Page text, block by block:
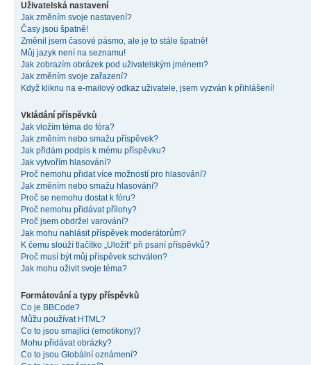
Uživatelská nastavení
Jak změním svoje nastavení?
Časy jsou špatně!
Změnil jsem časové pásmo, ale je to stále špatně!
Můj jazyk není na seznamu!
Jak zobrazím obrázek pod uživatelským jménem?
Jak změním svoje zařazení?
Když kliknu na e-mailový odkaz uživatele, jsem vyzván k přihlášení!
Vkládání příspěvků
Jak vložím téma do fóra?
Jak změním nebo smažu příspěvek?
Jak přidám podpis k mému příspěvku?
Jak vytvořím hlasování?
Proč nemohu přidat více možností pro hlasování?
Jak změním nebo smažu hlasování?
Proč se nemohu dostat k fóru?
Proč nemohu přidávat přílohy?
Proč jsem obdržel varování?
Jak mohu nahlásit příspěvek moderátorům?
K čemu slouží tlačítko „Uložit“ při psaní příspěvků?
Proč musí být můj příspěvek schválen?
Jak mohu oživit svoje téma?
Formátování a typy příspěvků
Co je BBCode?
Můžu používat HTML?
Co to jsou smajlíci (emotikony)?
Mohu přidávat obrázky?
Co to jsou Globální oznámení?